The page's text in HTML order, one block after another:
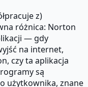
z)
różnica: Norton
— gdy
na internet,
czy ta aplikacja
są
użytkownika, znane